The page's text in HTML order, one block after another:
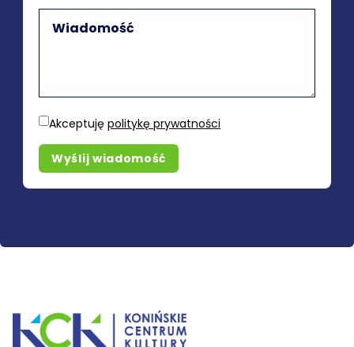
Akceptuję politykę prywatności
Wyślij wiadomość